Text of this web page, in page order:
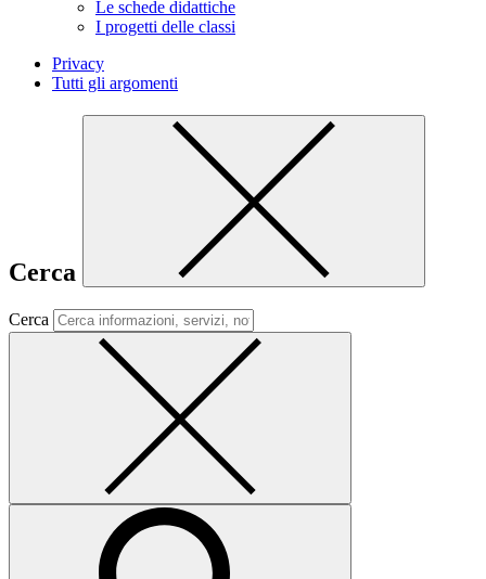
Le schede didattiche
I progetti delle classi
Privacy
Tutti gli argomenti
Cerca
Cerca